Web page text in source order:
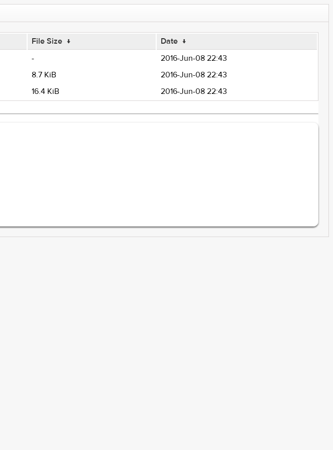
File Size ↓ Date ↓
-
2016-Jun-08 22:43
8.7 KiB
2016-Jun-08 22:43
16.4 KiB 2016-Jun-08 22:43